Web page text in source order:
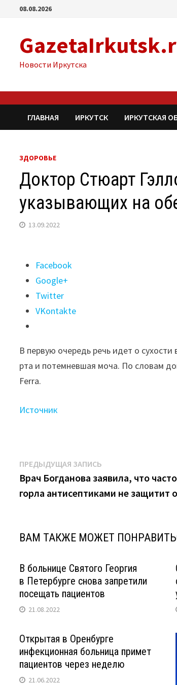
Перейти08.08.2026
Новости Иркутска
ГЛАВНАЯ ИРКУТСК ИРКУТСКАЯ
ЗДОРОВЬЕ
Доктор Стюарт
указывающих на
13.09.2022
Поделиться
"Доктор
Стюарт
Гэллоуэй
перечислил
признака,
указывающих
на обезвоживание
Facebook
Google+
Twitter
VKontakte
В первую очередь речь идет о
рта и потемневшая моча. По словам
Ferra.
Источник
Навигация
по
записям
ПРЕДЫДУЩАЯ ЗАПИСЬ
запись:
Врач Богданова заявила, что
горла антисептиками не защитит
ВАМ ТАКЖЕ МОЖЕТ
В больнице Святого Георгия
в Петербурге снова запретили
посещать пациентов
21.08.2022
Открытая в Оренбурге
инфекционная больница примет
пациентов через неделю
21.06.2022